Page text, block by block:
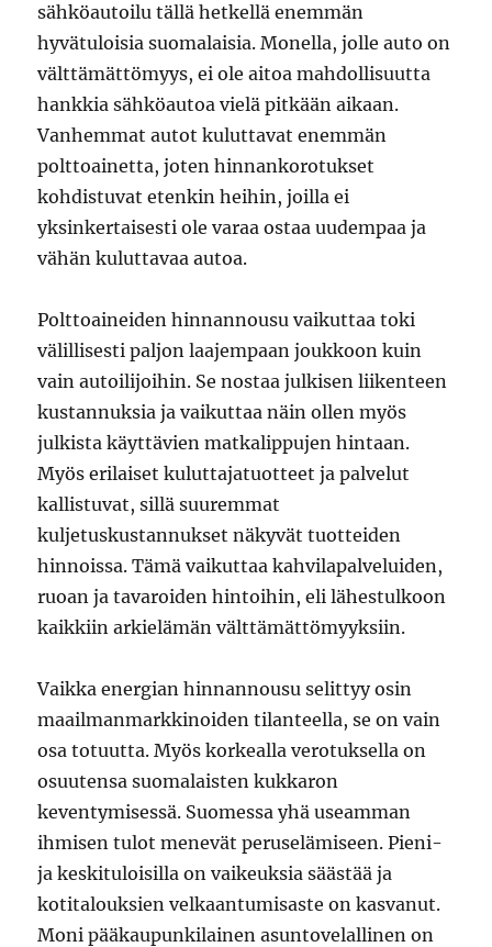
sähköautoilu tällä hetkellä enemmän
hyvätuloisia suomalaisia. Monella, jolle auto on
välttämättömyys, ei ole aitoa mahdollisuutta
hankkia sähköautoa vielä pitkään aikaan.
Vanhemmat autot kuluttavat enemmän
polttoainetta, joten hinnankorotukset
kohdistuvat etenkin heihin, joilla ei
yksinkertaisesti ole varaa ostaa uudempaa ja
vähän kuluttavaa autoa.
Polttoaineiden hinnannousu vaikuttaa toki
välillisesti paljon laajempaan joukkoon kuin
vain autoilijoihin. Se nostaa julkisen liikenteen
kustannuksia ja vaikuttaa näin ollen myös
julkista käyttävien matkalippujen hintaan.
Myös erilaiset kuluttajatuotteet ja palvelut
kallistuvat, sillä suuremmat
kuljetuskustannukset näkyvät tuotteiden
hinnoissa. Tämä vaikuttaa kahvilapalveluiden,
ruoan ja tavaroiden hintoihin, eli lähestulkoon
kaikkiin arkielämän välttämättömyyksiin.
Vaikka energian hinnannousu selittyy osin
maailmanmarkkinoiden tilanteella, se on vain
osa totuutta. Myös korkealla verotuksella on
osuutensa suomalaisten kukkaron
keventymisessä. Suomessa yhä useamman
ihmisen tulot menevät peruselämiseen. Pieni-
ja keskituloisilla on vaikeuksia säästää ja
kotitalouksien velkaantumisaste on kasvanut.
Moni pääkaupunkilainen asuntovelallinen on